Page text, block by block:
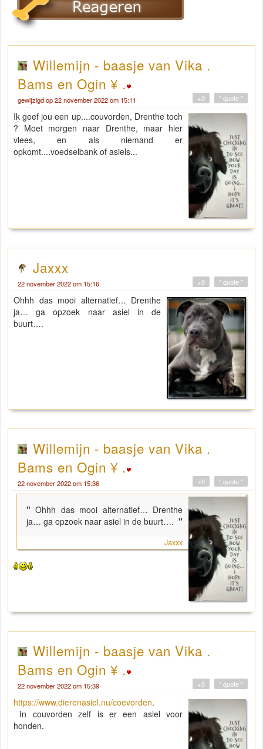
Willemijn - baasje van Vika .
Bams en Ogin ¥ .
gewijzigd op 22 november 2022 om 15:11 " quote "
+0
Ik geef jou een up....couvorden, Drenthe toch
? Moet morgen naar Drenthe, maar hier
vlees, en als niemand er
opkomt....voedselbank of asiels...
Jaxxx
22 november 2022 om 15:16 " quote "
+0
Ohhh das mooi alternatief… Drenthe
ja… ga opzoek naar asiel in de
buurt….
Willemijn - baasje van Vika .
Bams en Ogin ¥ .
22 november 2022 om 15:36 " quote "
+0
"Ohhh das mooi alternatief… Drenthe
ja… ga opzoek naar asiel in de buurt…. "
Jaxxx
Willemijn - baasje van Vika .
Bams en Ogin ¥ .
22 november 2022 om 15:39 " quote "
+0
https://www.dierenasiel.nu/coevorden.
In couvorden zelf is er een asiel voor
honden.